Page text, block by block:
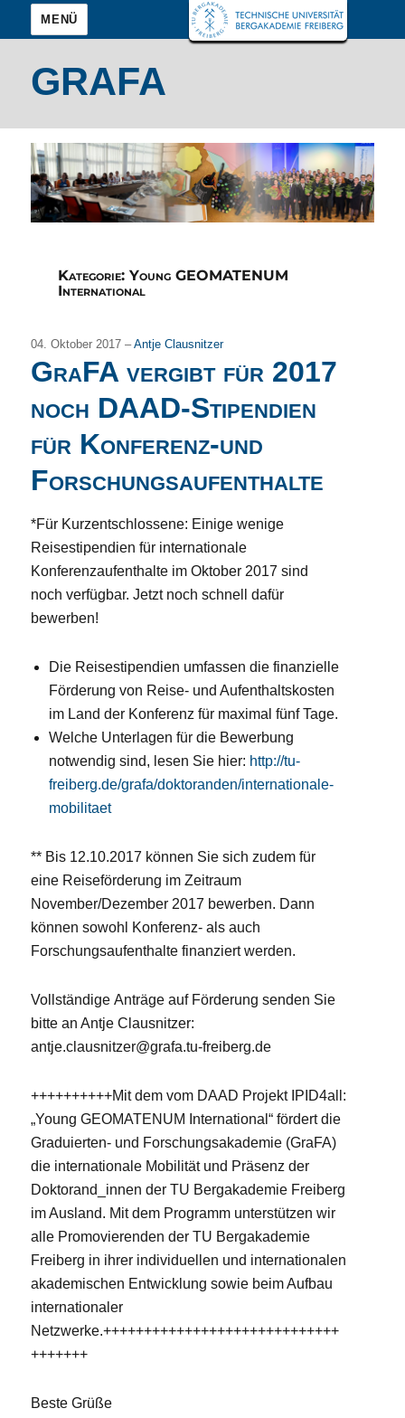
MENÜ
GRAFA
Kategorie: Young GEOMATENUM
International
04. Oktober 2017 –Antje Clausnitzer
GraFA vergibt für 2017
noch DAAD-Stipendien
für Konferenz-und
Forschungsaufenthalte
*Für Kurzentschlossene: Einige wenige
Reisestipendien für internationale
Konferenzaufenthalte im Oktober 2017 sind
noch verfügbar. Jetzt noch schnell dafür
bewerben!
Die Reisestipendien umfassen die finanzielle
Förderung von Reise- und Aufenthaltskosten
im Land der Konferenz für maximal fünf Tage.
Welche Unterlagen für die Bewerbung
notwendig sind, lesen Sie hier: http://tu-
freiberg.de/grafa/doktoranden/internationale-
mobilitaet
** Bis 12.10.2017 können Sie sich zudem für
eine Reiseförderung im Zeitraum
November/Dezember 2017 bewerben. Dann
können sowohl Konferenz- als auch
Forschungsaufenthalte finanziert werden.
Vollständige Anträge auf Förderung senden Sie
bitte an Antje Clausnitzer:
antje.clausnitzer@grafa.tu-freiberg.de
++++++++++Mit dem vom DAAD Projekt IPID4all:
„Young GEOMATENUM International“ fördert die
Graduierten- und Forschungsakademie (GraFA)
die internationale Mobilität und Präsenz der
Doktorand_innen der TU Bergakademie Freiberg
im Ausland. Mit dem Programm unterstützen wir
alle Promovierenden der TU Bergakademie
Freiberg in ihrer individuellen und internationalen
akademischen Entwicklung sowie beim Aufbau
internationaler
Netzwerke.+++++++++++++++++++++++++++++
+++++++
Beste Grüße